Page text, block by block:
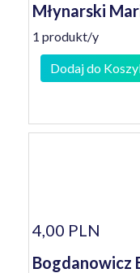
Młynarski
1 produkt/y
Dodaj do
4,00 PLN
Bogdanowicz